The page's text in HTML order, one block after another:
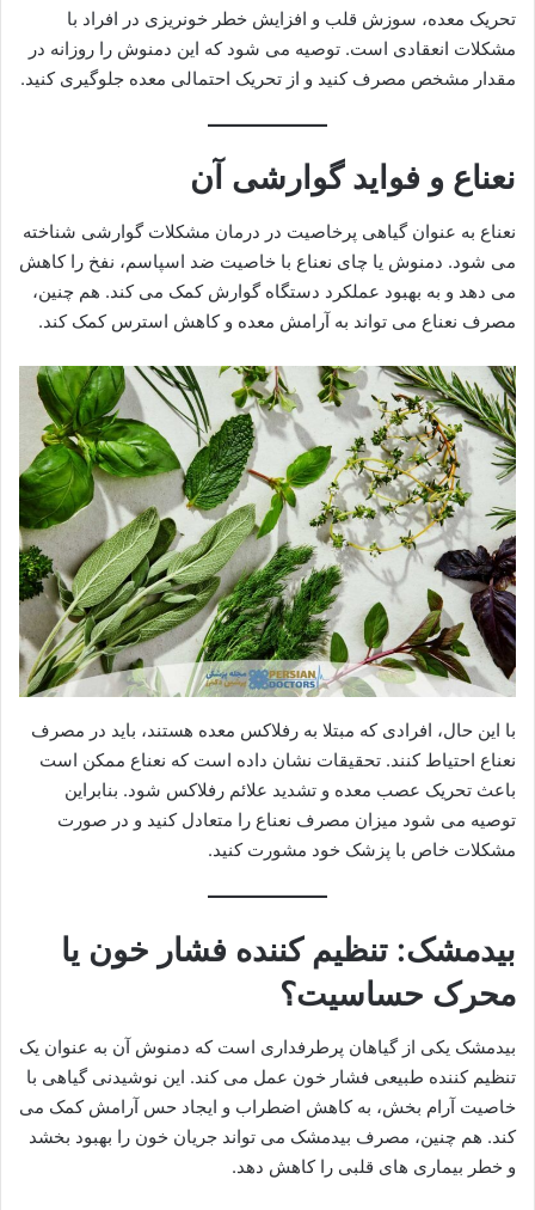
تحریک معده، سوزش قلب و افزایش خطر خونریزی در افراد با
مشکلات انعقادی است. توصیه می شود که این دمنوش را روزانه در
مقدار مشخص مصرف کنید و از تحریک احتمالی معده جلوگیری کنید.
نعناع و فواید گوارشی آن
نعناع به عنوان گیاهی پرخاصیت در درمان مشکلات گوارشی شناخته
می شود. دمنوش یا چای نعناع با خاصیت ضد اسپاسم، نفخ را کاهش
می دهد و به بهبود عملکرد دستگاه گوارش کمک می کند. هم چنین،
مصرف نعناع می تواند به آرامش معده و کاهش استرس کمک کند.
با این حال، افرادی که مبتلا به رفلاکس معده هستند، باید در مصرف
نعناع احتیاط کنند. تحقیقات نشان داده است که نعناع ممکن است
باعث تحریک عصب معده و تشدید علائم رفلاکس شود. بنابراین
توصیه می شود میزان مصرف نعناع را متعادل کنید و در صورت
مشکلات خاص با پزشک خود مشورت کنید.
بیدمشک: تنظیم کننده فشار خون یا
محرک حساسیت؟
بیدمشک یکی از گیاهان پرطرفداری است که دمنوش آن به عنوان یک
تنظیم کننده طبیعی فشار خون عمل می کند. این نوشیدنی گیاهی با
خاصیت آرام بخش، به کاهش اضطراب و ایجاد حس آرامش کمک می
کند. هم چنین، مصرف بیدمشک می تواند جریان خون را بهبود بخشد
و خطر بیماری های قلبی را کاهش دهد.